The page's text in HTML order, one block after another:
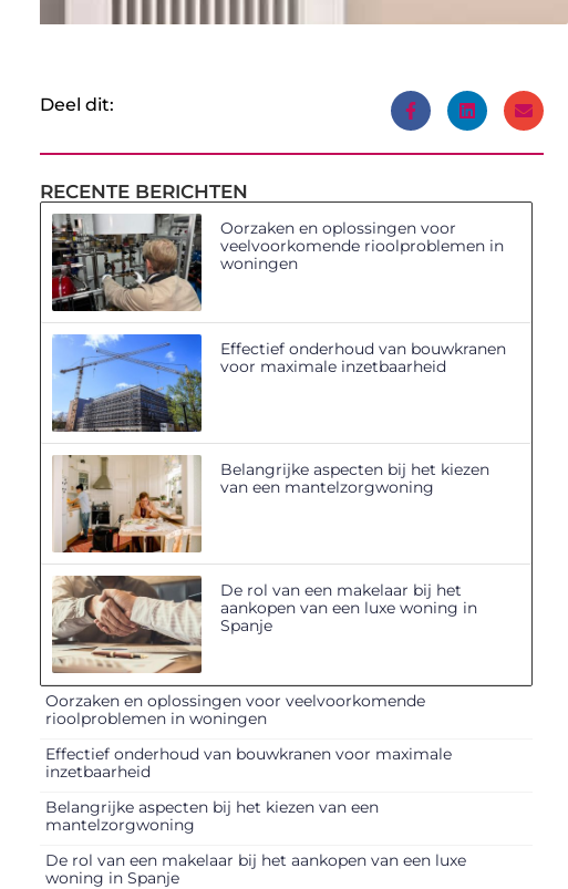
Deel dit:
RECENTE BERICHTEN
Oorzaken en oplossingen voor
veelvoorkomende rioolproblemen in
woningen
Effectief onderhoud van bouwkranen
voor maximale inzetbaarheid
Belangrijke aspecten bij het kiezen
van een mantelzorgwoning
De rol van een makelaar bij het
aankopen van een luxe woning in
Spanje
Oorzaken en oplossingen voor veelvoorkomende
rioolproblemen in woningen
Effectief onderhoud van bouwkranen voor maximale
inzetbaarheid
Belangrijke aspecten bij het kiezen van een
mantelzorgwoning
De rol van een makelaar bij het aankopen van een luxe
woning in Spanje